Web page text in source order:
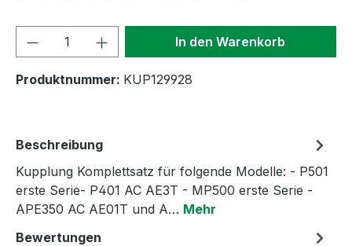
Produkt Anzahl: Gib denIn den Warenkorb
Produktnummer: KUP129928
Beschreibung
Kupplung Komplettsatz für folgende Modelle: - P501
erste Serie- P401 AC AE3T - MP500 erste Serie -
APE350 AC AE01T und A… Mehr
Bewertungen